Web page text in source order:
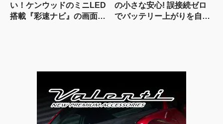
い！ケンウッドのミニLED
搭載『彩速ナビ』の画面の
の小さな安心! 誤接続ゼロ
でバッテリー上がりを自力